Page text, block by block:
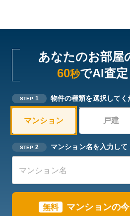
あなたのお部屋
60秒でAI査
STEP 1 物件の種類を選択してく
マンション 戸建
STEP 2 マンション名を入力して
無料 マンションの